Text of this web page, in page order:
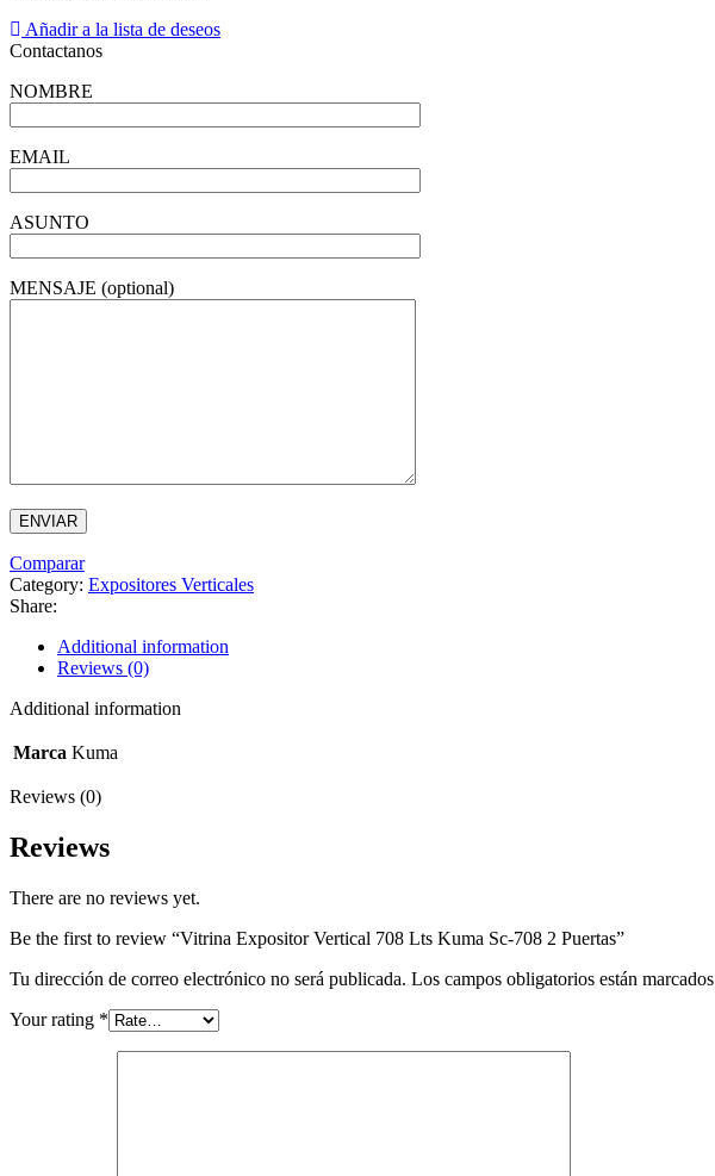
Añadir a la lista de deseos
Contactanos
NOMBRE
EMAIL
ASUNTO
MENSAJE (optional)
Comparar
Category: Expositores Verticales
Share:
Additional information
Reviews (0)
Additional information
Marca Kuma
Reviews (0)
Reviews
There are no reviews yet.
Be the first to review “Vitrina Expositor Vertical 708 Lts Kuma Sc-708 2 Puertas”
Tu dirección de correo electrónico no será publicada. Los campos obligatorios están
Your rating *